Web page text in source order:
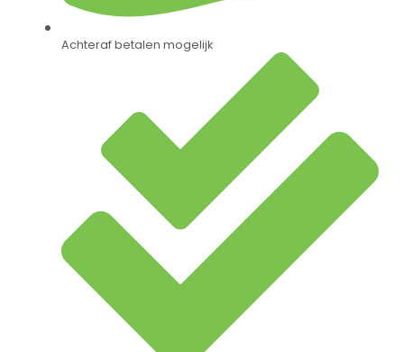
Achteraf betalen mogelijk